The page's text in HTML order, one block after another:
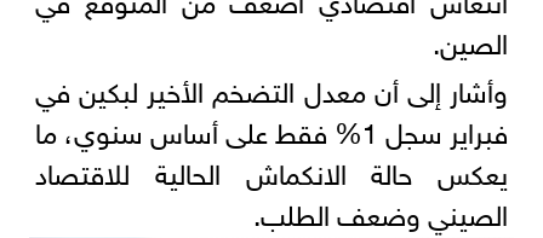
الصين.
وأشار إلى أن معدل التضخم الأخير لبكين في
فبراير سجل 1% فقط على أساس سنوي، ما
يعكس حالة الانكماش الحالية للاقتصاد
الصيني وضعف الطلب.